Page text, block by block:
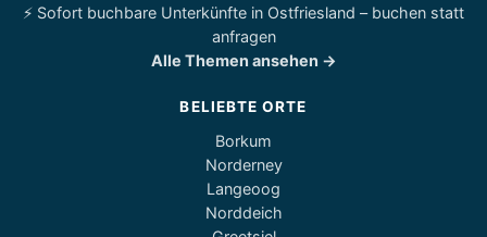
⚡ Sofort buchbare Unterkünfte in Ostfriesland – buchen statt
anfragen
Alle Themen ansehen →
BELIEBTE ORTE
Borkum
Norderney
Langeoog
Norddeich